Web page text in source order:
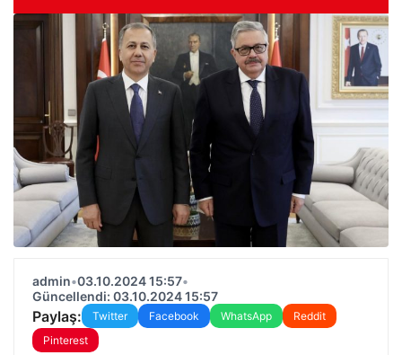
admin•03.10.2024 15:57•
Güncellendi: 03.10.2024 15:57
Paylaş: Twitter Facebook WhatsApp
Reddit
Pinterest